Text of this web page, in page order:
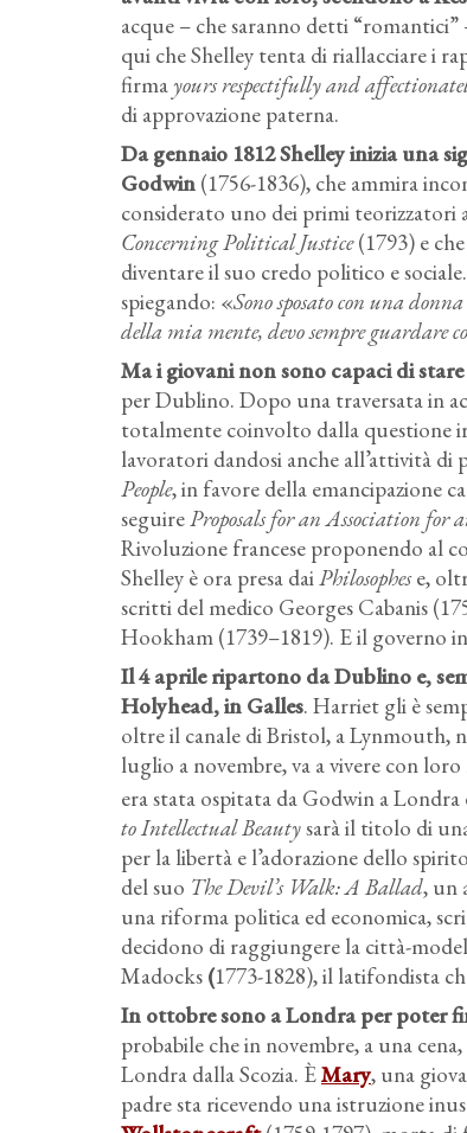
acque – che saranno detti
qui cheShelley tenta di riallacciare i
firmayours respectifully and
di approvazione paterna.
Da gennaio 1812 Shelley inizia una
Godwin (1756-1836), che ammira
considerato uno dei primi teorizzatori
Concerning Political Justice(1793) e
diventare il suo credo politico e
spiegando: «Sono sposato con una
della mia mente, devo sempre guardare
Ma i giovani non sono capaci di
per Dublino. Dopo una traversata in
totalmente coinvolto dalla questione
lavoratori dandosi anche all’attività
People, in favore della emancipazione
seguireProposals for an Association
Rivoluzione francese proponendo al
Shelley è ora presa daiPhilosophes e,
scritti del medico Georges Cabanis
Hookham (1739–1819). E il governo
Il 4 aprile ripartono da Dublino e,
Holyhead, in Galles. Harriet gli è
oltre il canale di Bristol, a Lynmouth,
luglio a novembre, va a vivere con
era stata ospitata da Godwin a
to Intellectual Beautysarà il titolo di
per la libertà e l’adorazione dello
del suo The Devil’s Walk: A Ballad, un
una riforma politica ed economica,
decidono di raggiungere la città-
Madocks (1773-1828), il latifondista
In ottobre sono a Londra per poter
probabile che in novembre, a una
Londra dalla Scozia. ÈMary, una
padre sta ricevendo una istruzione